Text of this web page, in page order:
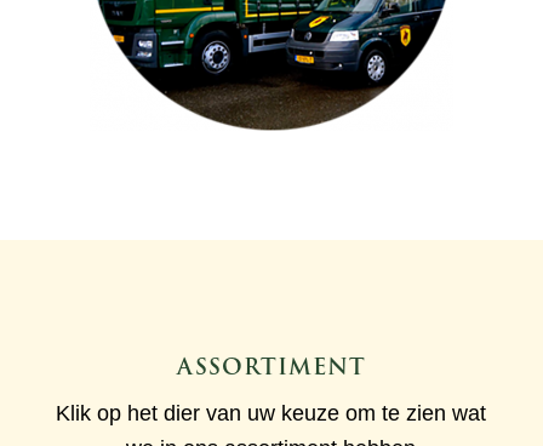
ASSORTIMENT
Klik op het dier van uw keuze om te zien wat